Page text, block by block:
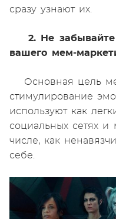
сразу узнают их.
2. Не
вашего мем-
Основная цель
стимулирование
используют как
социальных сетях и
числе, как
себе.